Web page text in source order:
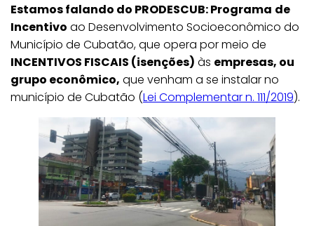
Estamos falando do PRODESCUB: Programa de
Incentivo ao Desenvolvimento Socioeconômico do
Município de Cubatão, que opera por meio de
INCENTIVOS FISCAIS (isenções) às empresas, ou
grupo econômico, que venham a se instalar no
município de Cubatão (Lei Complementar n. 111/2019).